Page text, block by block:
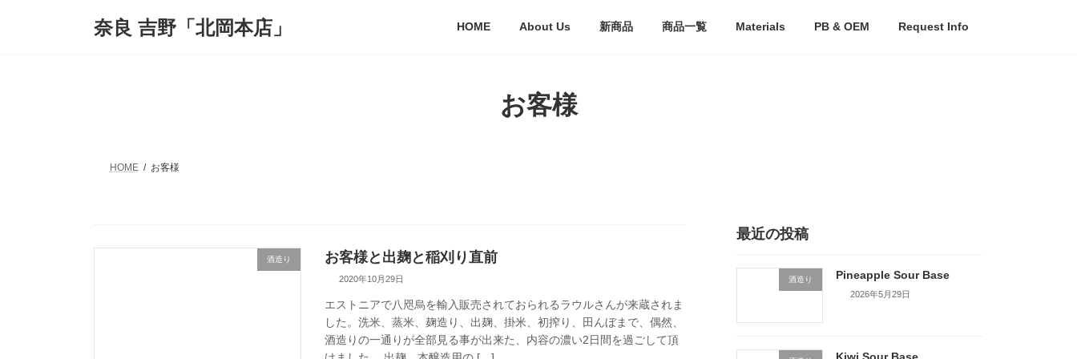
奈良 吉野「北岡本店」 HOME About Us 新商品 商品一覧 Materials PB & OEM Request Info
お客様
HOME お客様
酒造り お客様と出麹と稲刈り直前
2020年10月29日
エストニアで八咫烏を輸入販売されておられるラウルさんが来蔵されま
した。洗米、蒸米、麹造り、出麹、掛米、初搾り、田んぼまで、偶然、
酒造りの一通りが全部見る事が出来た、内容の濃い2日間を過ごして頂
最近の投稿
酒造り Pineapple Sour Base
2026年5月29日
Kiwi Sour Base